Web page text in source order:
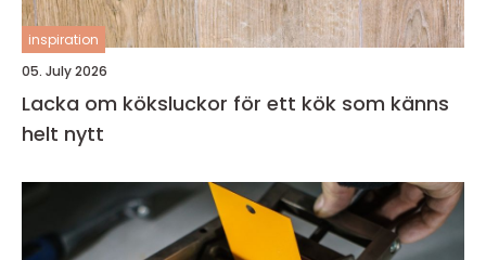
inspiration
05. July 2026
Lacka om köksluckor för ett kök som känns
helt nytt